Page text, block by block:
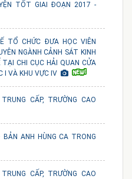
TỐT GIAI ĐOẠN 2017 -
TỔ CHỨC ĐƯA HỌC VIÊN
NGÀNH CẢNH SÁT KINH
CHI CỤC HẢI QUAN CỬA
I VÀ KHU VỰC IV
CẤP, TRƯỜNG CAO
ANH HÙNG CA TRONG
CẤP, TRƯỜNG CAO